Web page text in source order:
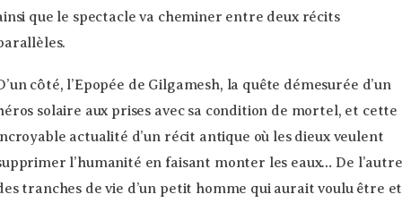
que le spectacle va cheminer entre deux récits
côté, l’Epopée de Gilgamesh, la quête démesurée d’un
solaire aux prises avec sa condition de mortel, et cette
actualité d’un récit antique où les dieux veulent
l’humanité en faisant monter les eaux… De
tranches de vie d’un petit homme qui aurait voulu être et